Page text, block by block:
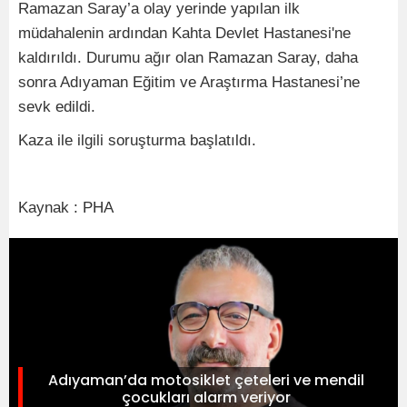
Ramazan Saray’a olay yerinde yapılan ilk
müdahalenin ardından Kahta Devlet Hastanesi'ne
kaldırıldı. Durumu ağır olan Ramazan Saray, daha
sonra Adıyaman Eğitim ve Araştırma Hastanesi’ne
sevk edildi.
Kaza ile ilgili soruşturma başlatıldı.
Kaynak : PHA
Adıyaman’da motosiklet çeteleri ve mendil
çocukları alarm veriyor